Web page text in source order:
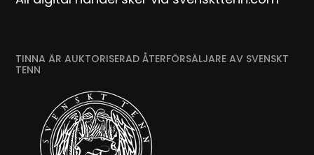
TINNA ÄR AUKTORISERAD ÅTERFÖRSÄLJARE AV SVENSKT
TENN